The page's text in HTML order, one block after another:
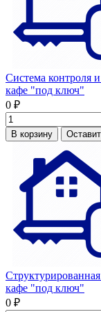
Система контроля
кафе "под ключ"
0 ₽
В корзину
кафе "под ключ"
0 ₽